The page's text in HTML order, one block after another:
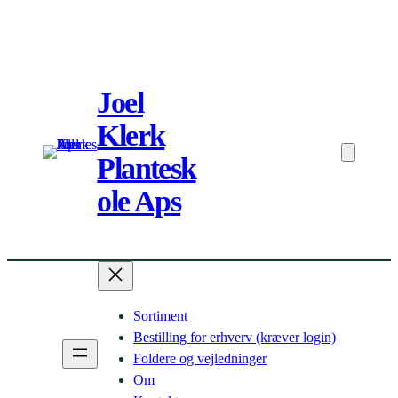
Joel
Klerk
Plantesk
ole Aps
Sortiment
Bestilling for erhverv (kræver login)
Foldere og vejledninger
Om